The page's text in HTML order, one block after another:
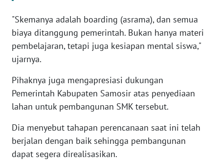
"Skemanya adalah boarding (asrama), dan semua
biaya ditanggung pemerintah. Bukan hanya materi
pembelajaran, tetapi juga kesiapan mental siswa,"
ujarnya.
Pihaknya juga mengapresiasi dukungan
Pemerintah Kabupaten Samosir atas penyediaan
lahan untuk pembangunan SMK tersebut.
Dia menyebut tahapan perencanaan saat ini telah
berjalan dengan baik sehingga pembangunan
dapat segera direalisasikan.
JABAR
WN
WN
NTT
KEPRI
WN